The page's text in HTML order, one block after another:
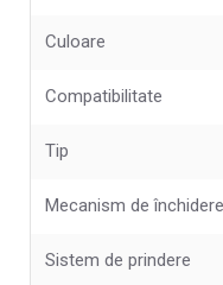
Culoare
Compatibilitate
Tip
Mecanism de închidere
Sistem de prindere